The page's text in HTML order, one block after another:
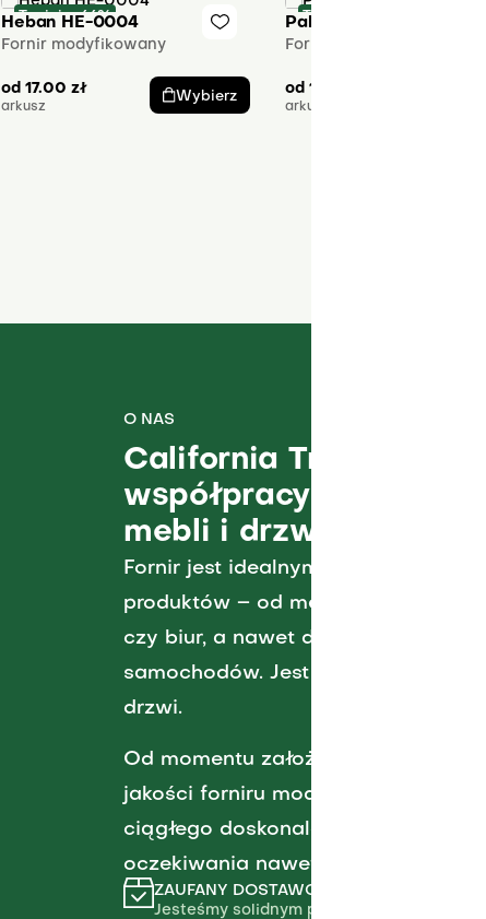
Taniej o 66%
Heban HE-0004
Fornir modyfikowany
od 17.00 zł
arkusz
Wybierz
Taniej o 67%
Palisander PA-0002
Fornir modyfikowany
od 17.00
arkusz
O NAS
California Trading
współpracy
mebli i drzwi.
Fornir jest idealnym produktem do
produktów – od mebli,
czy biur, a nawet do wyposażenia
samochodów. Jest to również
drzwi.
Od momentu założenia, skupiliśmy
jakości forniru modyfikowanego
ciągłego doskonalenia naszych
oczekiwania nawet najbardziej
ZAUFANY DOSTAWCA
Jesteśmy solidnym partnerem z